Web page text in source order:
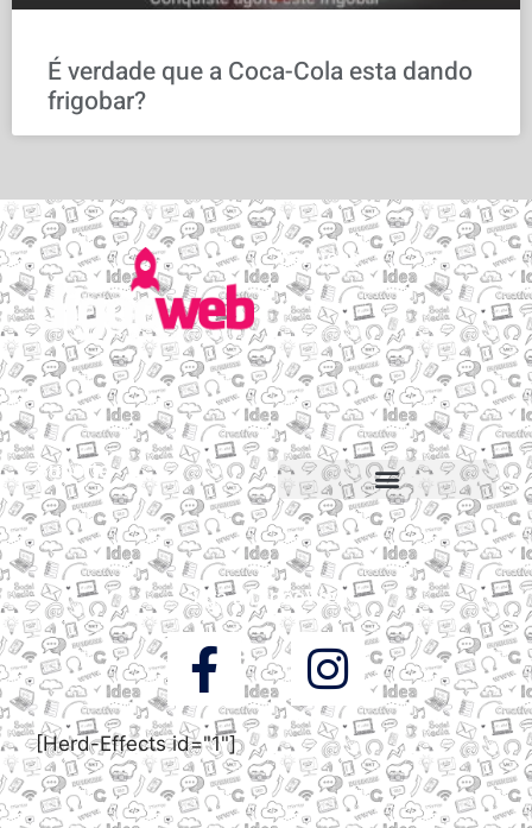
É verdade que a Coca-Cola esta dando
frigobar?
Serviços
Email personalizado
Hospedagem de Sites
Migração de sites e e-mails
Construtor de sites
Suporte
Suporte via Whats
Siga a DigooWeb
[Herd-Effects id="1"]